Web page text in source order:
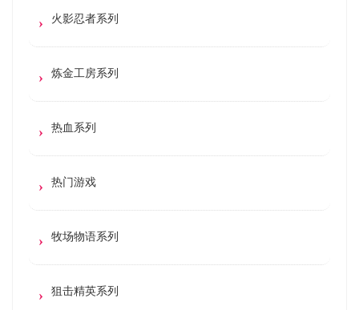
火影忍者系列
炼金工房系列
热血系列
热门游戏
牧场物语系列
狙击精英系列